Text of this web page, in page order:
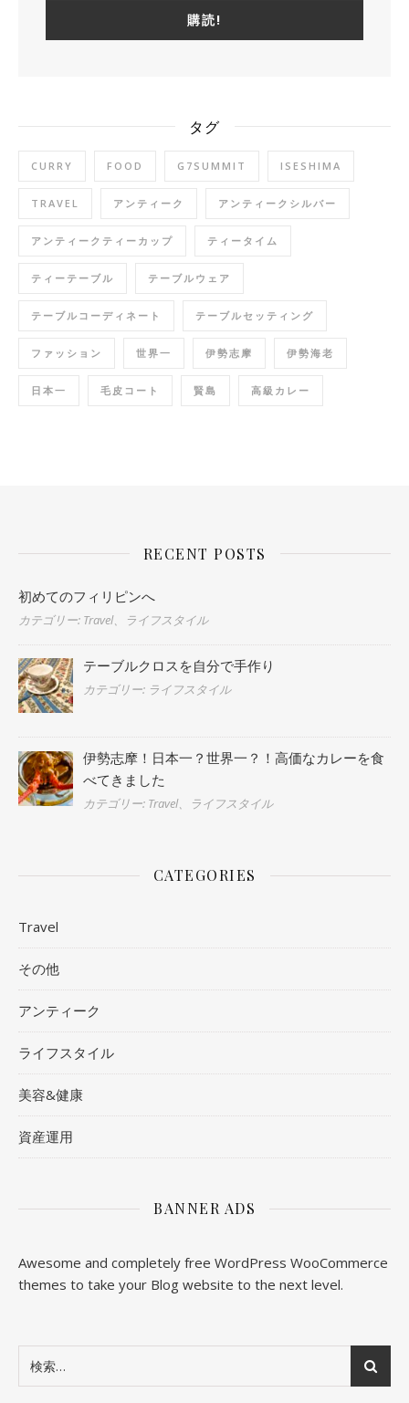
タグ
CURRY FOOD G7SUMMIT ISESHIMA
TRAVEL アンティーク アンティークシルバー
アンティークティーカップ ティータイム
ティーテーブル テーブルウェア
テーブルコーディネート テーブルセッティング
ファッション 世界一 伊勢志摩 伊勢海老
日本一 毛皮コート 賢島 高級カレー
RECENT POSTS
初めてのフィリピンへ
カテゴリー: Travel、ライフスタイル
テーブルクロスを自分で手作り
カテゴリー: ライフスタイル
伊勢志摩！日本一？世界一？！高価なカレーを食
べてきました
カテゴリー: Travel、ライフスタイル
CATEGORIES
Travel
その他
アンティーク
ライフスタイル
美容&健康
資産運用
BANNER ADS
Awesome and completely free WordPress WooCommerce
themes to take your Blog website to the next level.